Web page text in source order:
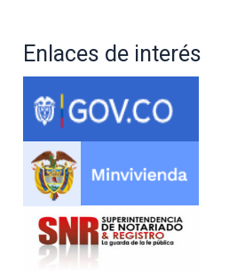
Enlaces de interés